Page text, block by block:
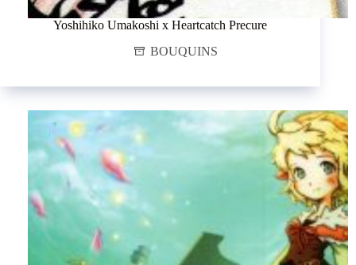
Yoshihiko Umakoshi x Heartcatch Precure
BOUQUINS